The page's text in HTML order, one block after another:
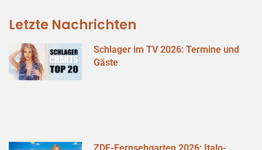
Letzte Nachrichten
Schlager im TV 2026: Termine und
Gäste